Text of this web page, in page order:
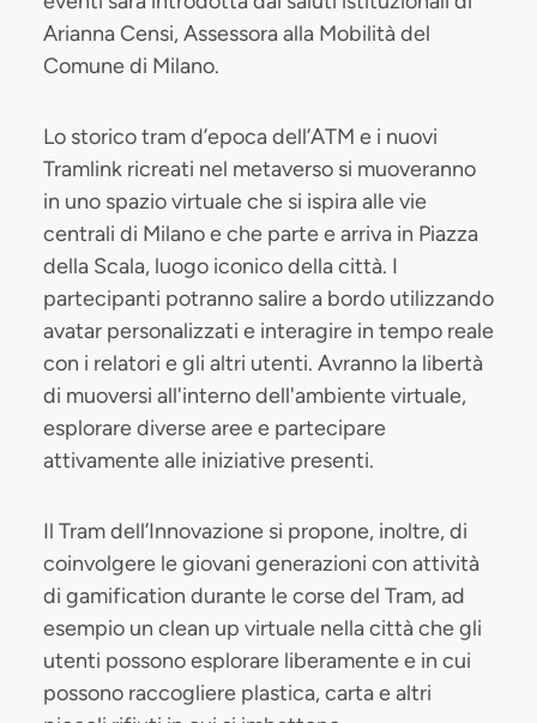
Arianna Censi, Assessora alla Mobilità del
Comune di Milano.
Lo storico tram d’epoca dell’ATM e i nuovi
Tramlink ricreati nel metaverso si muoveranno
in uno spazio virtuale che si ispira alle vie
centrali di Milano e che parte e arriva in Piazza
della Scala, luogo iconico della città. I
partecipanti potranno salire a bordo utilizzando
avatar personalizzati e interagire in tempo reale
con i relatori e gli altri utenti. Avranno la libertà
di muoversi all'interno dell'ambiente virtuale,
esplorare diverse aree e partecipare
attivamente alle iniziative presenti.
Il Tram dell’Innovazione si propone, inoltre, di
coinvolgere le giovani generazioni con attività
di gamification durante le corse del Tram, ad
esempio un clean up virtuale nella città che gli
utenti possono esplorare liberamente e in cui
possono raccogliere plastica, carta e altri